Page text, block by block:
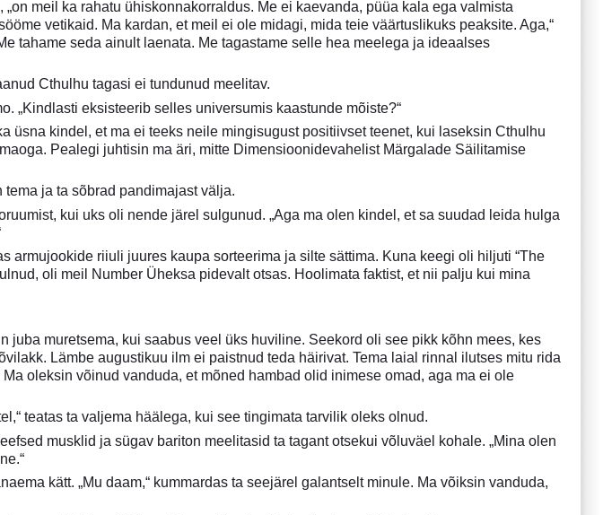
meil ka rahatu ühiskonnakorraldus. Me ei kaevanda, püüa kala ega valmista
vetikaid. Ma kardan, et meil ei ole midagi, mida teie väärtuslikuks peaksite. Aga,“
tahame seda ainult laenata. Me tagastame selle hea meelega ja ideaalses
Cthulhu tagasi ei tundunud meelitav.
„Kindlasti eksisteerib selles universumis kaastunde mõiste?“
üsna kindel, et ma ei teeks neile mingisugust positiivset teenet, kui laseksin Cthulhu
Pealegi juhtisin ma äri, mitte Dimensioonidevahelist Märgalade Säilitamise
ja ta sõbrad pandimajast välja.
kui uks oli nende järel sulgunud. „Aga ma olen kindel, et sa suudad leida hulga
armujookide riiuli juures kaupa sorteerima ja silte sättima. Kuna keegi oli hiljuti “The
oli meil Number Üheksa pidevalt otsas. Hoolimata faktist, et nii palju kui mina
juba muretsema, kui saabus veel üks huviline. Seekord oli see pikk kõhn mees, kes
Lämbe augustikuu ilm ei paistnud teda häirivat. Tema laial rinnal ilutses mitu rida
oleksin võinud vanduda, et mõned hambad olid inimese omad, aga ma ei ole
teatas ta valjema häälega, kui see tingimata tarvilik oleks olnud.
musklid ja sügav bariton meelitasid ta tagant otsekui võluväel kohale. „Mina olen
kätt. „Mu daam,“ kummardas ta seejärel galantselt minule. Ma võiksin vanduda,